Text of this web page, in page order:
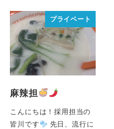
プライベート
麻辣担
こんにちは！採用担当の
皆川です
先日、流行に